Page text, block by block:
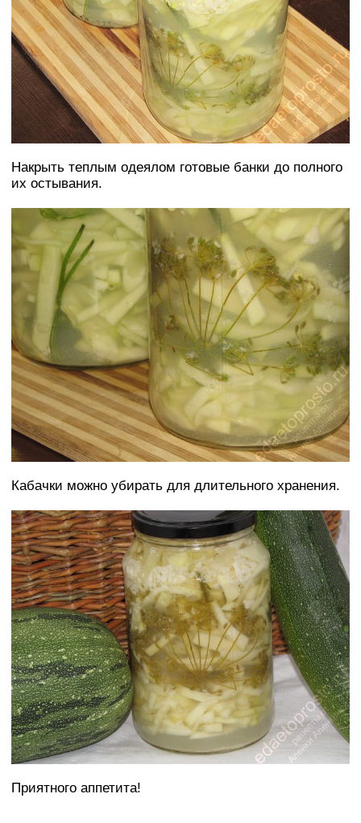
Накрыть теплым одеялом готовые банки до полного
их остывания.
Кабачки можно убирать для длительного хранения.
Приятного аппетита!